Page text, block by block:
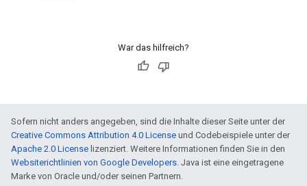
War das hilfreich?
Sofern nicht anders angegeben, sind die Inhalte dieser Seite unter der
Creative Commons Attribution 4.0 License und Codebeispiele unter der
Apache 2.0 License lizenziert. Weitere Informationen finden Sie in den
Websiterichtlinien von Google Developers. Java ist eine eingetragene
Marke von Oracle und/oder seinen Partnern.